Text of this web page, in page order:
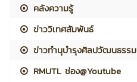
คลังความรู้
ข่าววิเทศสัมพันธ์
ข่าวทำนุบำรุงศิลปวัฒนธรรม
RMUTL ช่อง@Youtube